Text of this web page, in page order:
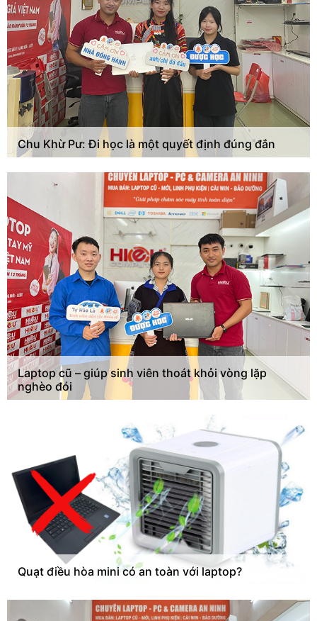
Chu Khừ Pư: Đi học là một quyết định đúng đắn
Laptop cũ – giúp sinh viên thoát khỏi vòng lặp
nghèo đói
Quạt điều hòa mini có an toàn với laptop?